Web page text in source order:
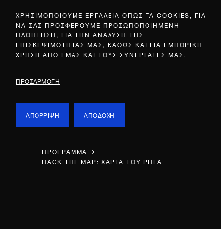
ΧΡΗΣΙΜΟΠΟΙΟΥΜΕ ΕΡΓΑΛΕΙΑ ΟΠΩΣ ΤΑ COOKIES, ΓΙΑ
ΝΑ ΣΑΣ ΠΡΟΣΦΕΡΟΥΜΕ ΠΡΟΣΩΠΟΠΟΙΗΜΕΝΗ
ΠΛΟΗΓΗΣΗ, ΓΙΑ ΤΗΝ ΑΝΑΛΥΣΗ ΤΗΣ
ΕΠΙΣΚΕΨΙΜΟΤΗΤΑΣ ΜΑΣ, ΚΑΘΩΣ ΚΑΙ ΓΙΑ ΕΜΠΟΡΙΚΗ
ΧΡΗΣΗ ΑΠΟ ΕΜΑΣ ΚΑΙ ΤΟΥΣ ΣΥΝΕΡΓΑΤΕΣ ΜΑΣ.
ΠΡΟΣΑΡΜΟΓΗ
ΑΠΟΡΡΙΨΗ ΑΠΟΔΟΧΗ
ΠΡΟΓΡΑΜΜΑ
HACK THE MAP: ΧΑΡΤΑ ΤΟΥ ΡΗΓΑ